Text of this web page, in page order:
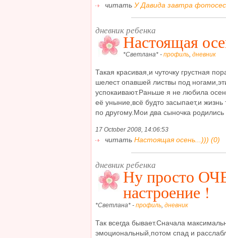
читать У Давида завтра
дневник ребенка
Настоящая
*Светлана* - профиль, дневник
Такая красивая,и чуточку грустная
шелест опавшей листвы под
успокаивают.Раньше я не любила
её уныние,всё будто засыпает,и
по другому.Мои два сыночка
17 October 2008, 14:06:53
читать Настоящая осень...))) (0)
дневник ребенка
Ну просто
настроение !
*Светлана* - профиль, дневник
Так всегда бывает.Сначала
эмоциональный,потом спад и